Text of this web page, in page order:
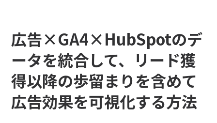
広告×GA4×HubSpotのデ
ータを統合して、リード獲
得以降の歩留まりを含めて
広告効果を可視化する方法